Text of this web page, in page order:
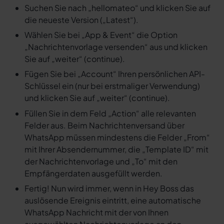
Suchen Sie nach „hellomateo“ und klicken Sie auf
die neueste Version („Latest“).
Wählen Sie bei „App & Event“ die Option
„Nachrichtenvorlage versenden“ aus und klicken
Sie auf „weiter“ (continue).
Fügen Sie bei „Account“ Ihren persönlichen API-
Schlüssel ein (nur bei erstmaliger Verwendung)
und klicken Sie auf „weiter“ (continue).
Füllen Sie in dem Feld „Action“ alle relevanten
Felder aus. Beim Nachrichtenversand über
WhatsApp müssen mindestens die Felder „From“
mit Ihrer Absendernummer, die „Template ID“ mit
der Nachrichtenvorlage und „To“ mit den
Empfängerdaten ausgefüllt werden.
Fertig! Nun wird immer, wenn in Hey Boss das
auslösende Ereignis eintritt, eine automatische
WhatsApp Nachricht mit der von Ihnen